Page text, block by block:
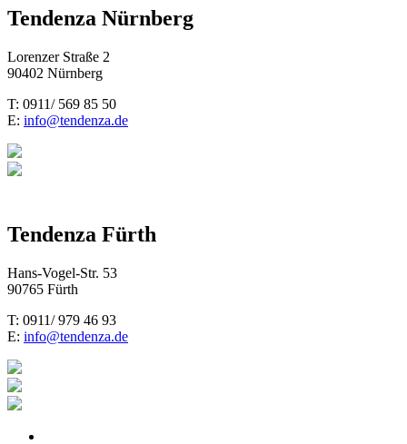
Tendenza Nürnberg
Lorenzer Straße 2
90402 Nürnberg
T: 0911/ 569 85 50
E: info@tendenza.de
Tendenza Fürth
Hans-Vogel-Str. 53
90765 Fürth
T: 0911/ 979 46 93
E: info@tendenza.de